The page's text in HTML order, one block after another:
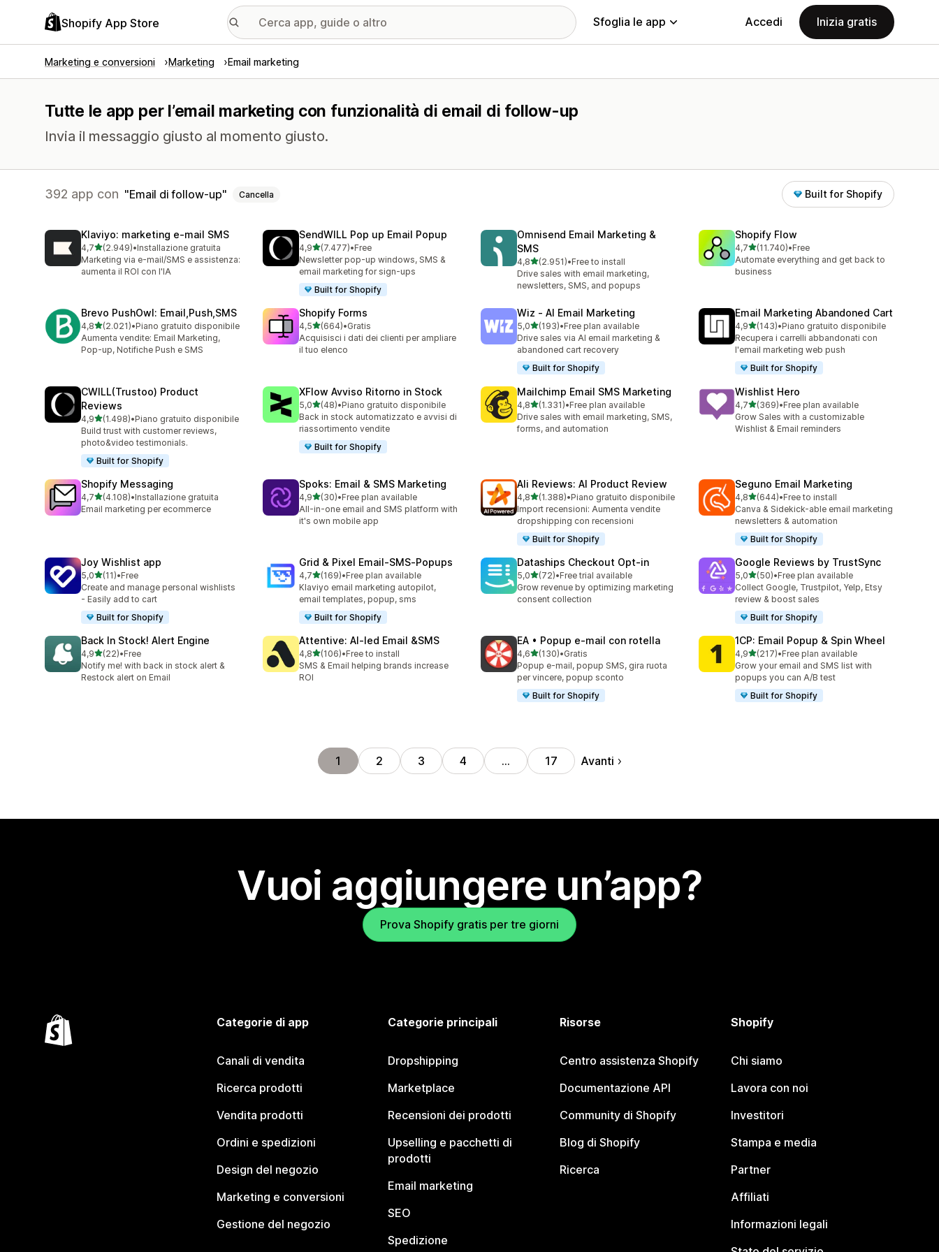
Shopify App Store Sfoglia le app Accedi Inizia gratis
Marketing e conversioni Marketing Email marketing
Tutte le app per l’email marketing con funzionalità di email di follow-up
Invia il messaggio giusto al momento giusto.
392 app con Email di follow-up Cancella Built for Shopify
Klaviyo: marketing e‑mail SMS
4,7stelle su 5
(2.949)
2949 recensioni totali
•Installazione gratuita
Marketing via e-mail/SMS e assistenza:
aumenta il ROI con l'IA
SendWILL Pop up Email Popup
4,9stelle su 5
(7.477)
7477 recensioni totali
•Free
Newsletter pop-up windows, SMS &
email marketing for sign-ups
Built for Shopify
Omnisend Email Marketing &
SMS
4,8stelle su 5
(2.951)
2951 recensioni totali
•Free to install
Drive sales with email marketing,
newsletters, SMS, and popups
Shopify Flow
4,7stelle su 5
(11.740)
11740 recensioni totali
•Free
Automate everything and get back to
business
Brevo PushOwl: Email,Push,SMS
4,8stelle su 5
(2.021)
2021 recensioni totali
•Piano gratuito disponibile
Aumenta vendite: Email Marketing,
Pop-up, Notifiche Push e SMS
Shopify Forms
4,5stelle su 5
(664)
664 recensioni totali
•Gratis
Acquisisci i dati dei clienti per ampliare
il tuo elenco
Wiz ‑ AI Email Marketing
5,0stelle su 5
(193)
193 recensioni totali
•Free plan available
Drive sales via AI email marketing &
abandoned cart recovery
Built for Shopify
Email Marketing Abandoned Cart
4,9stelle su 5
(143)
143 recensioni totali
•Piano gratuito disponibile
Recupera i carrelli abbandonati con
l'email marketing web push
Built for Shopify
CWILL(Trustoo) Product
Reviews
4,9stelle su 5
(1.498)
1498 recensioni totali
•Piano gratuito disponibile
Build trust with customer reviews,
photo&video testimonials.
Built for Shopify
XFlow Avviso Ritorno in Stock
5,0stelle su 5
(48)
48 recensioni totali
•Piano gratuito disponibile
Back in stock automatizzato e avvisi di
riassortimento vendite
Built for Shopify
Mailchimp Email SMS Marketing
4,8stelle su 5
(1.331)
1331 recensioni totali
•Free plan available
Drive sales with email marketing, SMS,
forms, and automation
Wishlist Hero
4,7stelle su 5
(369)
369 recensioni totali
•Free plan available
Grow Sales with a customizable
Wishlist & Email reminders
Shopify Messaging
4,7stelle su 5
(4.108)
4108 recensioni totali
•Installazione gratuita
Email marketing per ecommerce
Spoks: Email & SMS Marketing
4,9stelle su 5
(30)
30 recensioni totali
•Free plan available
All-in-one email and SMS platform with
it's own mobile app
Ali Reviews: AI Product Review
4,8stelle su 5
(1.388)
1388 recensioni totali
•Piano gratuito disponibile
Import recensioni: Aumenta vendite
dropshipping con recensioni
Built for Shopify
Seguno Email Marketing
4,8stelle su 5
(644)
644 recensioni totali
•Free to install
Canva & Sidekick-able email marketing
newsletters & automation
Built for Shopify
Joy Wishlist app
5,0stelle su 5
(11)
11 recensioni totali
•Free
Create and manage personal wishlists
- Easily add to cart
Built for Shopify
Grid & Pixel Email‑SMS‑Popups
4,7stelle su 5
(169)
169 recensioni totali
•Free plan available
Klaviyo email marketing autopilot,
email templates, popup, sms
Built for Shopify
Dataships Checkout Opt‑in
5,0stelle su 5
(72)
72 recensioni totali
•Free trial available
Grow revenue by optimizing marketing
consent collection
Google Reviews by TrustSync
5,0stelle su 5
(50)
50 recensioni totali
•Free plan available
Collect Google, Trustpilot, Yelp, Etsy
review & boost sales
Built for Shopify
Back In Stock! Alert Engine
4,9stelle su 5
(22)
22 recensioni totali
•Free
Notify me! with back in stock alert &
Restock alert on Email
Attentive: AI‑led Email &SMS
4,8stelle su 5
(106)
106 recensioni totali
•Free to install
SMS & Email helping brands increase
ROI
EA • Popup e‑mail con rotella
4,6stelle su 5
(130)
130 recensioni totali
•Gratis
Popup e-mail, popup SMS, gira ruota
per vincere, popup sconto
Built for Shopify
1CP: Email Popup & Spin Wheel
4,9stelle su 5
(217)
217 recensioni totali
•Free plan available
Grow your email and SMS list with
popups you can A/B test
Built for Shopify
1 2 3 4 … 17 Avanti
Vuoi aggiungere un’app?
Prova Shopify gratis per tre giorni
Categorie di app
Canali di vendita
Ricerca prodotti
Vendita prodotti
Ordini e spedizioni
Design del negozio
Marketing e conversioni
Gestione del negozio
Categorie principali
Dropshipping
Marketplace
Recensioni dei prodotti
Upselling e pacchetti di
prodotti
Email marketing
SEO
Spedizione
Risorse
Centro assistenza Shopify
Documentazione API
Community di Shopify
Blog di Shopify
Ricerca
Shopify
Chi siamo
Lavora con noi
Investitori
Stampa e media
Partner
Affiliati
Informazioni legali